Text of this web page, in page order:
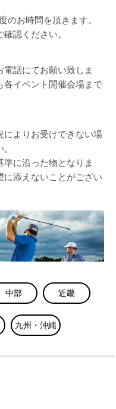
お時間を頂きます。
確認ください。
話にてお願い致しま
各イベント開催会場まで
よりお受けできない場
に沿った物となりま
添えないことがござい
中部 近畿
九州・沖縄